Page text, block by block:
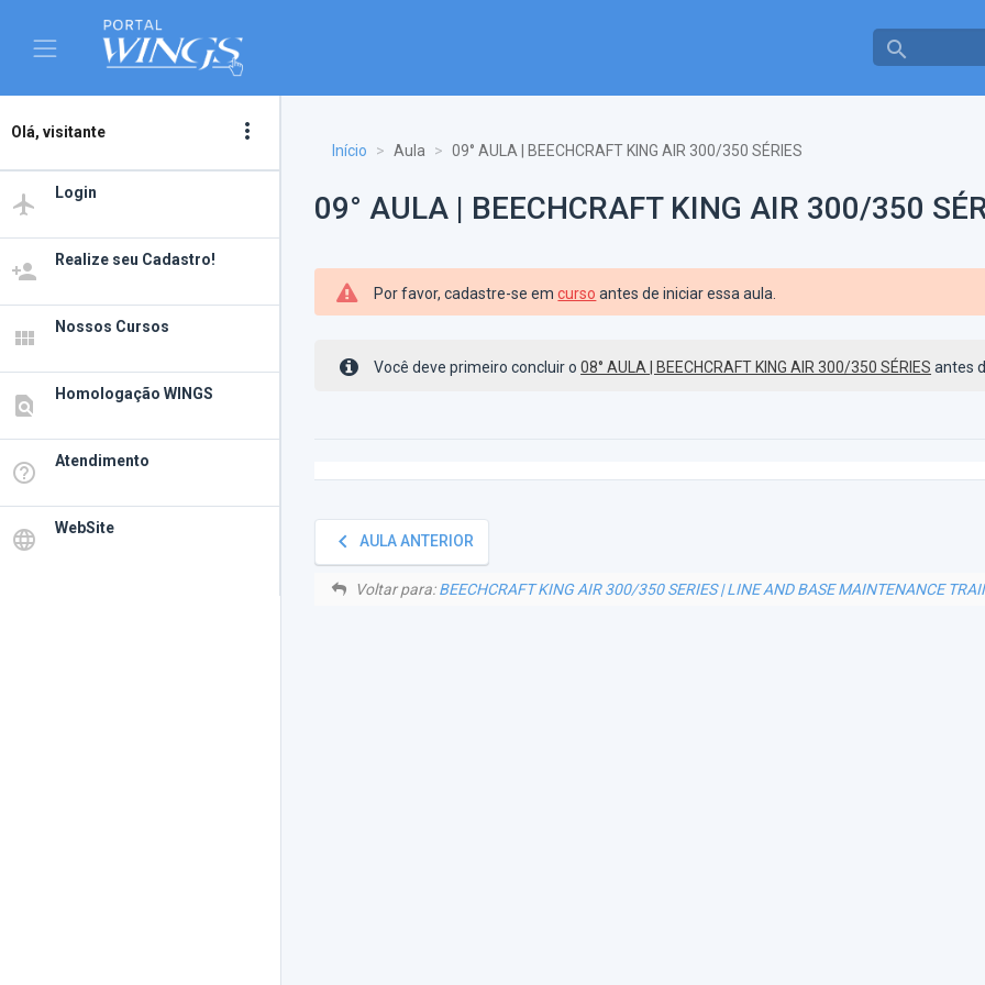
search
Início Aula 09° AULA | BEECHCRAFT KING AIR 300/350 SÉRIES
09° AULA | BEECHCRAFT KING AIR 300/350
Por favor, cadastre-se emcurso antes de iniciar essa aula.
Você deve primeiro concluir o08° AULA | BEECHCRAFT KING AIR 300/350 SÉRIES antes
keyboard_arrow_left AULA ANTERIOR
Voltar para:BEECHCRAFT KING AIR 300/350 SERIES | LINE AND BASE MAINTENANCE
Olá, visitante more_vert
airplanemode_active Login
person_add Realize seu Cadastro!
view_module Nossos Cursos
find_in_page Homologação WINGS
help_outline Atendimento
language WebSite